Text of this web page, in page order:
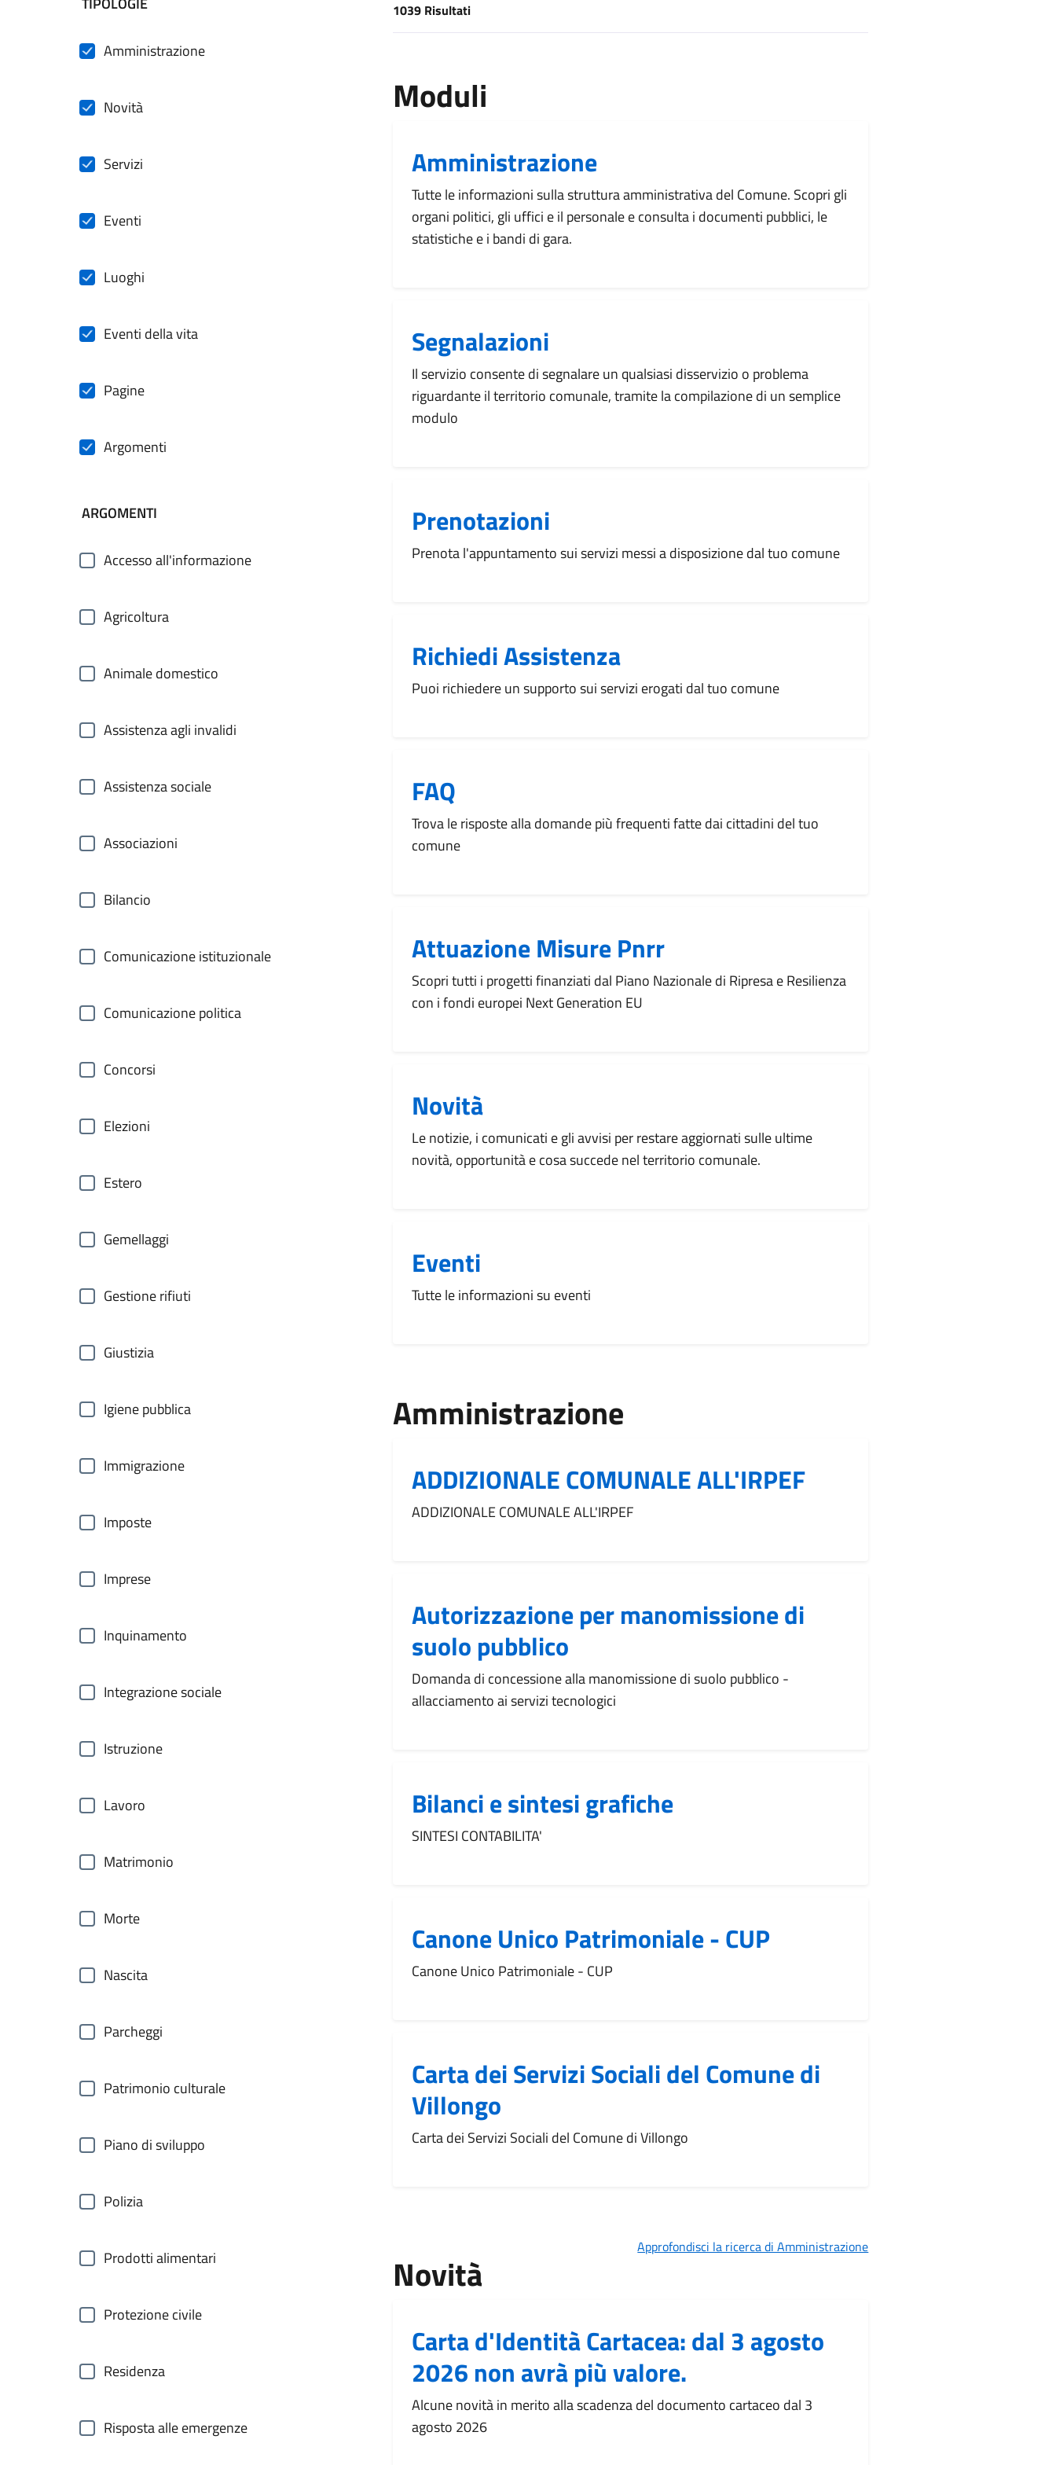
filtri da applicare
Amministrazione
Novità
Servizi
Eventi
Luoghi
Eventi della vita
Pagine
Argomenti
ARGOMENTI
Accesso all'informazione
Agricoltura
Animale domestico
Assistenza agli invalidi
Assistenza sociale
Associazioni
Bilancio
Comunicazione istituzionale
Comunicazione politica
Concorsi
Elezioni
Estero
Gemellaggi
Gestione rifiuti
Giustizia
Igiene pubblica
Immigrazione
Imposte
Imprese
Inquinamento
Integrazione sociale
Istruzione
Lavoro
Matrimonio
Morte
Nascita
Parcheggi
Patrimonio culturale
Piano di sviluppo
Polizia
Prodotti alimentari
Protezione civile
Residenza
Risposta alle emergenze
[results] Risultati
1039 Risultati
Moduli
Amministrazione
Tutte le informazioni sulla struttura amministrativa del Comune. Scopri gli
organi politici, gli uffici e il personale e consulta i documenti pubblici, le
statistiche e i bandi di gara.
Segnalazioni
Il servizio consente di segnalare un qualsiasi disservizio o problema
riguardante il territorio comunale, tramite la compilazione di un semplice
modulo
Prenotazioni
Prenota l'appuntamento sui servizi messi a disposizione dal tuo comune
Richiedi Assistenza
Puoi richiedere un supporto sui servizi erogati dal tuo comune
FAQ
Trova le risposte alla domande più frequenti fatte dai cittadini del tuo
comune
Attuazione Misure Pnrr
Scopri tutti i progetti finanziati dal Piano Nazionale di Ripresa e Resilienza
con i fondi europei Next Generation EU
Novità
Le notizie, i comunicati e gli avvisi per restare aggiornati sulle ultime
novità, opportunità e cosa succede nel territorio comunale.
Eventi
Tutte le informazioni su eventi
Amministrazione
ADDIZIONALE COMUNALE ALL'IRPEF
ADDIZIONALE COMUNALE ALL'IRPEF
Autorizzazione per manomissione di
suolo pubblico
Domanda di concessione alla manomissione di suolo pubblico -
allacciamento ai servizi tecnologici
Bilanci e sintesi grafiche
SINTESI CONTABILITA'
Canone Unico Patrimoniale - CUP
Canone Unico Patrimoniale - CUP
Carta dei Servizi Sociali del Comune di
Villongo
Carta dei Servizi Sociali del Comune di Villongo
Approfondisci la ricerca di Amministrazione
Novità
Carta d'Identità Cartacea: dal 3 agosto
2026 non avrà più valore.
Alcune novità in merito alla scadenza del documento cartaceo dal 3
agosto 2026